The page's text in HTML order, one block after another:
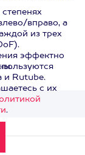
вправо, а
из трех
эффектно
>
и Rutube.
с их
.